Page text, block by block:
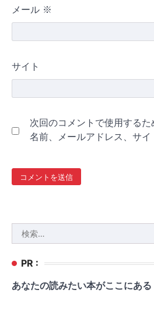
メール ※
サイト
次回のコメントで使用する
名前、メールアドレス、サイ
索:
PR :
あなたの読みたい本がここにある